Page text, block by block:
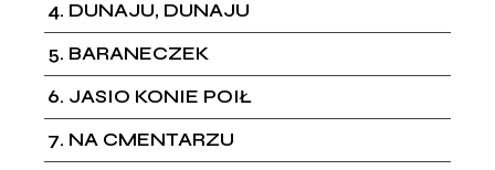
4 DUNAJU, DUNAJU
5 BARANECZEK
6 JASIO KONIE POIŁ
7 NA CMENTARZU